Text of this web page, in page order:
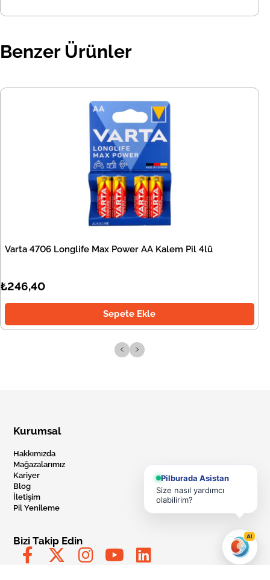
Benzer Ürünler
Varta 4706 Longlife Max Power AA Kalem Pil 4lü
₺246,40
Sepete Ekle
‹ ›
Kurumsal
Hakkımızda
Mağazalarımız
Kariyer
Blog
İletişim
Pil Yenileme
Bizi Takip Edin
Pilburada Asistan
Size nasıl yardımcı
olabilirim?
AI